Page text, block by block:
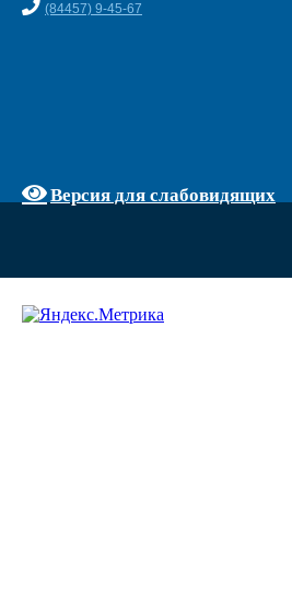
(84457) 9-45-67
Версия для слабовидящих